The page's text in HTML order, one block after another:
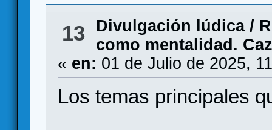
13 Divulgación lúdica/
como mentalidad.
« en: 01 de Julio de 2025,
Los temas principales